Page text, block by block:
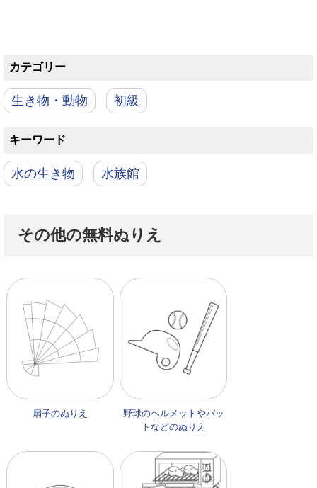
カテゴリー
生き物・動物 初級
キーワード
水の生き物 水族館
その他の無料ぬりえ
扇子のぬりえ
野球のヘルメットやバッ
トなどのぬりえ